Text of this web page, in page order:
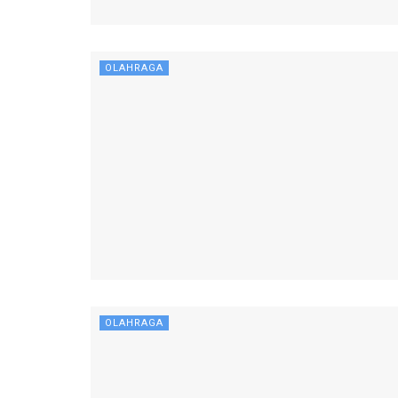
OLAHRAGA
OLAHRAGA